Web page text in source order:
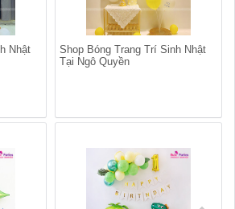
Nhật
Shop Bóng Trang Trí Sinh Nhật
Tại Ngô Quyền